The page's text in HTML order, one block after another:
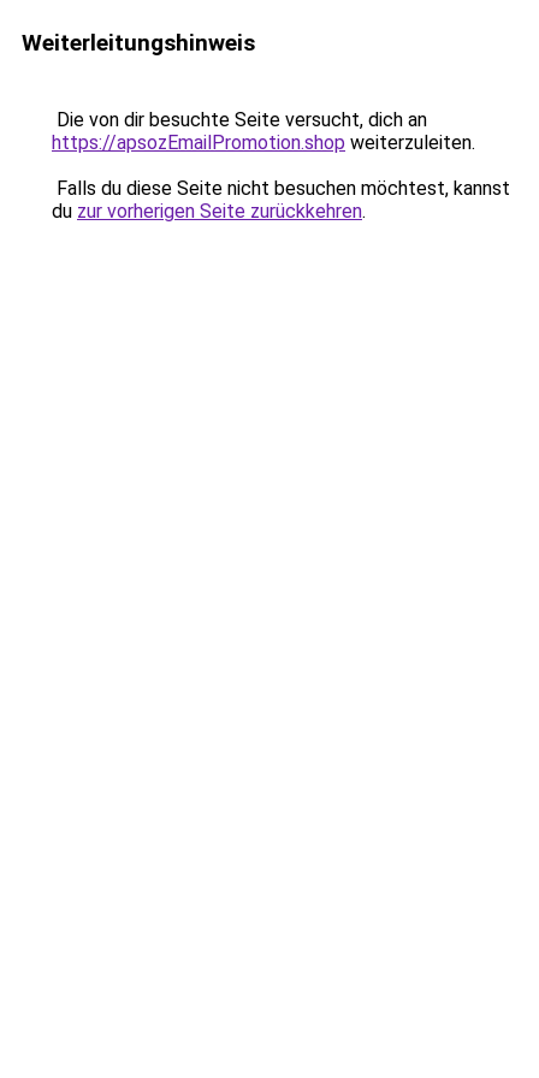
Weiterleitungshinweis
Die von dir besuchte Seite versucht, dich an
https://apsozEmailPromotion.shop weiterzuleiten.
Falls du diese Seite nicht besuchen möchtest, kannst
du zur vorherigen Seite zurückkehren.